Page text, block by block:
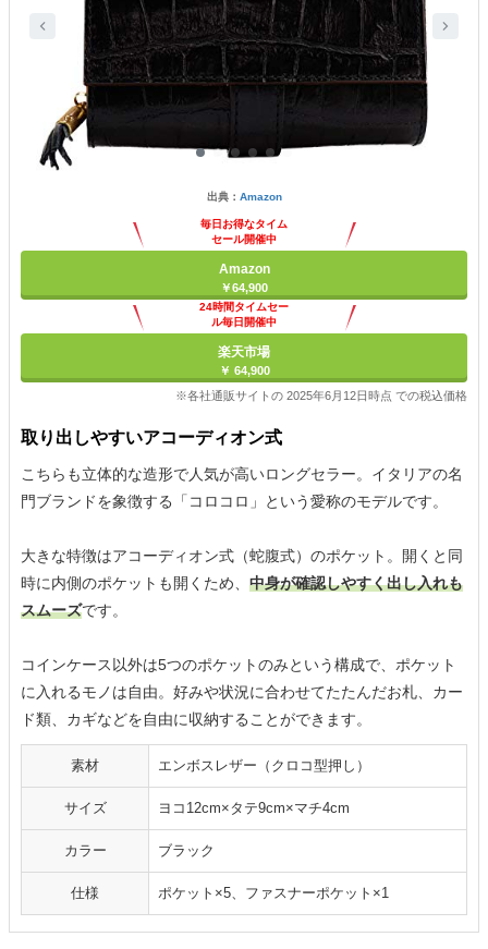
出典： Amazon
毎日お得なタイム
セール開催中
Amazon
￥64,900
24時間タイムセー
ル毎日開催中
楽天市場
￥ 64,900
※各社通販サイトの 2025年6月12日時点 での税込価格
取り出しやすいアコーディオン式
こちらも立体的な造形で人気が高いロングセラー。イタリアの名
門ブランドを象徴する「コロコロ」という愛称のモデルです。
大きな特徴はアコーディオン式（蛇腹式）のポケット。開くと同
時に内側のポケットも開くため、 中身が確認しやすく出し入れも
スムーズです。
コインケース以外は5つのポケットのみという構成で、ポケット
に入れるモノは自由。好みや状況に合わせてたたんだお札、カー
ド類、カギなどを自由に収納することができます。
素材 エンボスレザー（クロコ型押し）
サイズ ヨコ12cm×タテ9cm×マチ4cm
カラー ブラック
仕様 ポケット×5、ファスナーポケット×1